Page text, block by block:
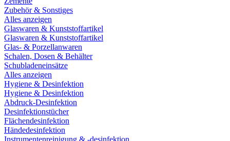
Zubehör & Sonstiges
Alles anzeigen
Glaswaren & Kunststoffartikel
Glaswaren & Kunststoffartikel
Glas- & Porzellanwaren
Schalen, Dosen & Behälter
Schubladeneinsätze
Alles anzeigen
Hygiene & Desinfektion
Hygiene & Desinfektion
Abdruck-Desinfektion
Desinfektionstücher
Flächendesinfektion
Händedesinfektion
Instrumentenreinigung & -desinfektion